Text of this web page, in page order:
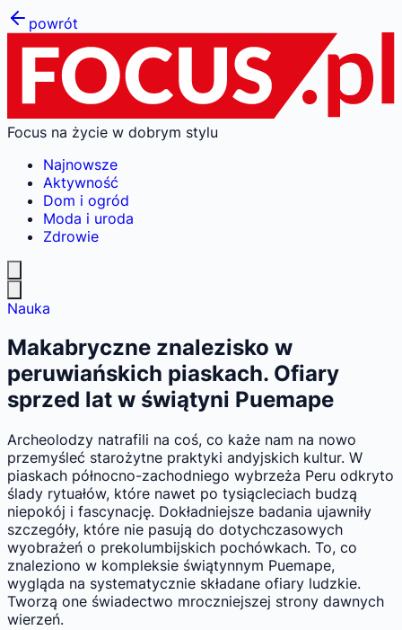
powrót
Focus na życie w dobrym stylu
Najnowsze
Aktywność
Dom i ogród
Moda i uroda
Zdrowie
Nauka
Makabryczne znalezisko w
peruwiańskich piaskach. Ofiary
sprzed lat w świątyni Puemape
Archeolodzy natrafili na coś, co każe nam na nowo
przemyśleć starożytne praktyki andyjskich kultur. W
piaskach północno-zachodniego wybrzeża Peru odkryto
ślady rytuałów, które nawet po tysiącleciach budzą
niepokój i fascynację. Dokładniejsze badania ujawniły
szczegóły, które nie pasują do dotychczasowych
wyobrażeń o prekolumbijskich pochówkach. To, co
znaleziono w kompleksie świątynnym Puemape,
wygląda na systematycznie składane ofiary ludzkie.
Tworzą one świadectwo mroczniejszej strony dawnych
wierzeń.